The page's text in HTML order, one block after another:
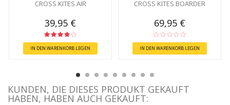
CROSS KITES AIR
39,95 €
IN DEN WARENKORB LEGEN
CROSS KITES BOARDER
69,95 €
IN DEN WARENKORB LEGEN
KUNDEN, DIE DIESES PRODUKT GEKAUFT
HABEN, HABEN AUCH GEKAUFT: